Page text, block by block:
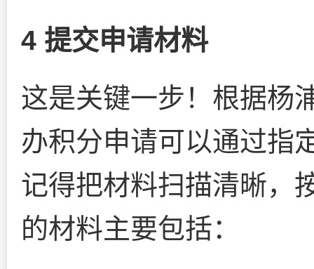
4 提交申请材料
这是关键一步！根据杨
办积分申请可以通过指
记得把材料扫描清晰，
的材料主要包括：